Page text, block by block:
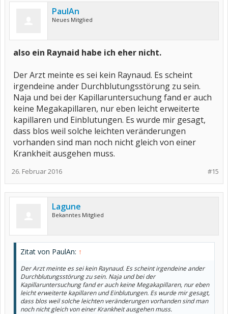
PaulAn
Neues Mitglied
also ein Raynaid habe ich eher nicht.
Der Arzt meinte es sei kein Raynaud. Es scheint
irgendeine ander Durchblutungsstörung zu sein.
Naja und bei der Kapillaruntersuchung fand er auch
keine Megakapillaren, nur eben leicht erweiterte
kapillaren und Einblutungen. Es wurde mir gesagt,
dass blos weil solche leichten veränderungen
vorhanden sind man noch nicht gleich von einer
Krankheit ausgehen muss.
#15
26. Februar 2016
Lagune
Bekanntes Mitglied
Zitat von PaulAn: ↑
Der Arzt meinte es sei kein Raynaud. Es scheint irgendeine ander
Durchblutungsstörung zu sein. Naja und bei der
Kapillaruntersuchung fand er auch keine Megakapillaren, nur eben
leicht erweiterte kapillaren und Einblutungen. Es wurde mir gesagt,
dass blos weil solche leichten veränderungen vorhanden sind man
noch nicht gleich von einer Krankheit ausgehen muss.